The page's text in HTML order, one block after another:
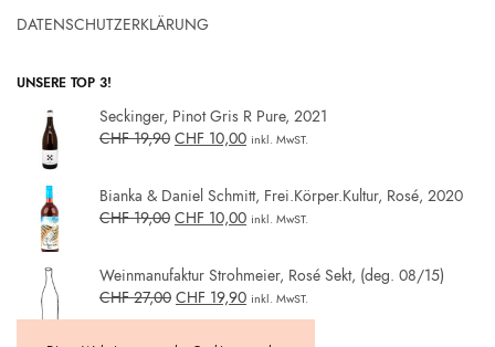
DATENSCHUTZERKLÄRUNG
UNSERE TOP 3!
Seckinger, Pinot Gris R Pure, 2021
CHF19,90 CHF 10,00 inkl. MwST.
Bianka & Daniel Schmitt, Frei.Körper.Kultur, Rosé, 2020
CHF19,00 CHF 10,00 inkl. MwST.
Weinmanufaktur Strohmeier, Rosé Sekt, (deg. 08/15)
CHF27,00 CHF 19,90 inkl. MwST.